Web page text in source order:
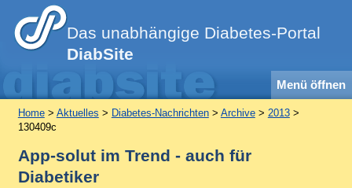
Das unabhängige Diabetes-Portal
DiabSite
Menü öffnen
Home> Aktuelles > Diabetes-Nachrichten> Archive> 2013>
130409c
App-solut im Trend - auch für
Diabetiker